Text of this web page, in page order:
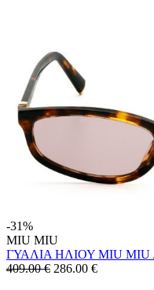
-31%
MIU MIU
ΓΥΑΛΙΑ ΗΛΙΟΥ MIU MIU
409.00 € 286.00 €